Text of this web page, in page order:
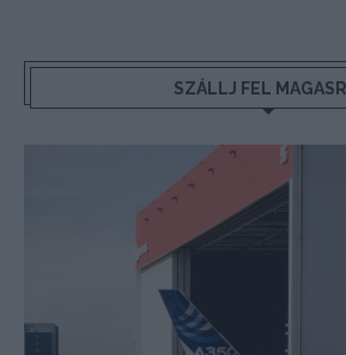
SZÁLLJ FEL